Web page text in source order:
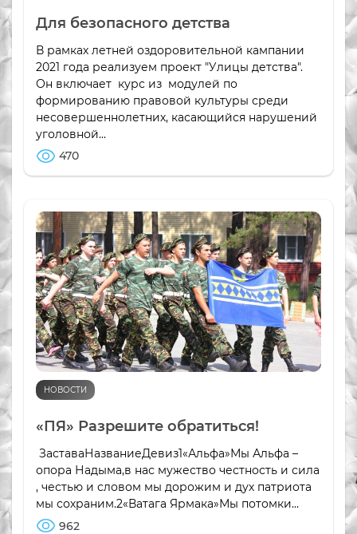
Для безопасного детства
В рамках летней оздоровительной кампании
2021 года реализуем проект "Улицы детства".
Он включает курс из модулей по
формированию правовой культуры среди
несовершеннолетних, касающийся нарушений
уголовной...
470
НОВОСТИ
«ПЯ» Разрешите обратиться!
ЗаставаНазваниеДевиз1«Альфа»Мы Альфа –
опора Надыма,в нас мужество честность и сила
, честью и словом мы дорожим и дух патриота
мы сохраним.2«Ватага Ярмака»Мы потомки...
962